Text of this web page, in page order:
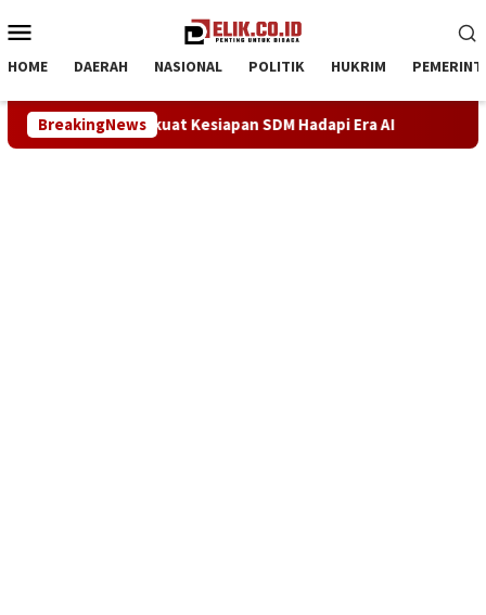
ke
Mobile
HOME DAERAH NASIONAL POLITIK HUKRIM
BreakingNews
Net Perkuat Kesiapan SDM Hadapi Era AI Demokrat